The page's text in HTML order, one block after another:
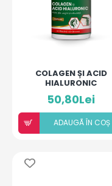
COLAGEN ȘI ACID
HIALURONIC
50,80Lei
ADAUGÃ ÎN COȘ